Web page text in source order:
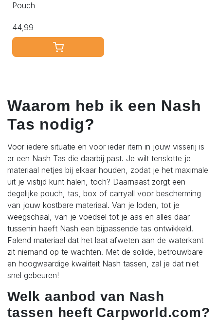
Pouch
44,99
Waarom heb ik een Nash
Tas nodig?
Voor iedere situatie en voor ieder item in jouw visserij is
er een Nash Tas die daarbij past. Je wilt tenslotte je
materiaal netjes bij elkaar houden, zodat je het maximale
uit je vistijd kunt halen, toch? Daarnaast zorgt een
degelijke pouch, tas, box of carryall voor bescherming
van jouw kostbare materiaal. Van je loden, tot je
weegschaal, van je voedsel tot je aas en alles daar
tussenin heeft Nash een bijpassende tas ontwikkeld.
Falend materiaal dat het laat afweten aan de waterkant
zit niemand op te wachten. Met de solide, betrouwbare
en hoogwaardige kwaliteit Nash tassen, zal je dat niet
snel gebeuren!
Welk aanbod van Nash
tassen heeft Carpworld.com?